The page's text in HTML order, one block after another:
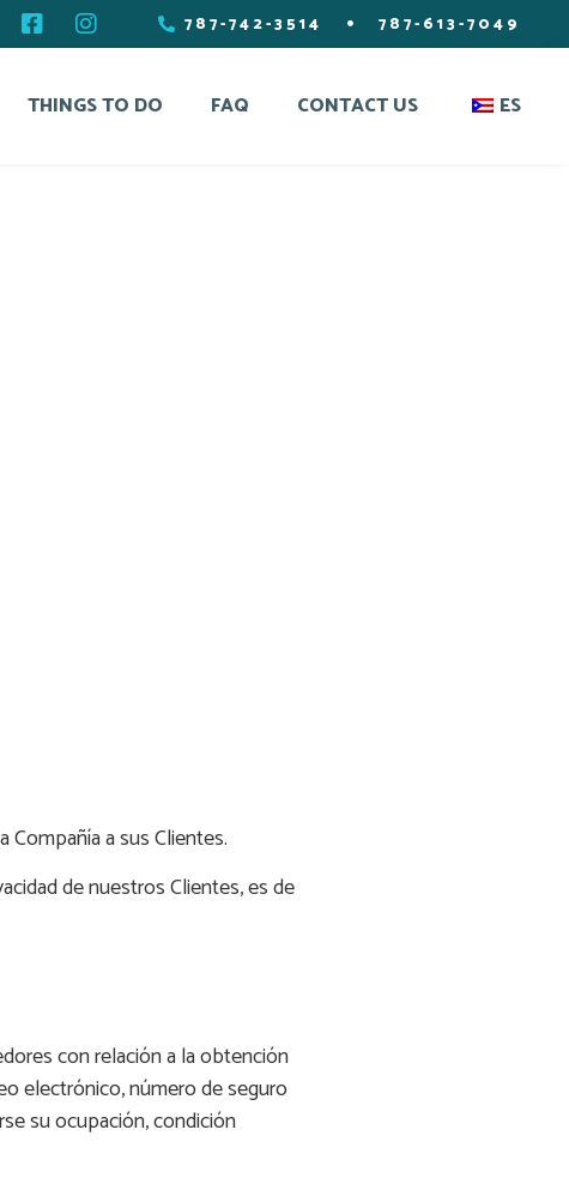
787-742-3514 • 787-613-7049
THINGS TO DO FAQ CONTACT US ES
a sus Clientes.
de nuestros Clientes, es de
con relación a la obtención
electrónico, número de seguro
su ocupación, condición